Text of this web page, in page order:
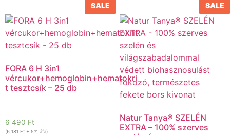
SALE
FORA 6 H 3in1
vércukor+hemoglobin+hematokri
t tesztcsík – 25 db
6 490 Ft
(6 181 Ft + 5% áfa)
SALE
Natur Tanya® SZELÉN
EXTRA – 100% szerves